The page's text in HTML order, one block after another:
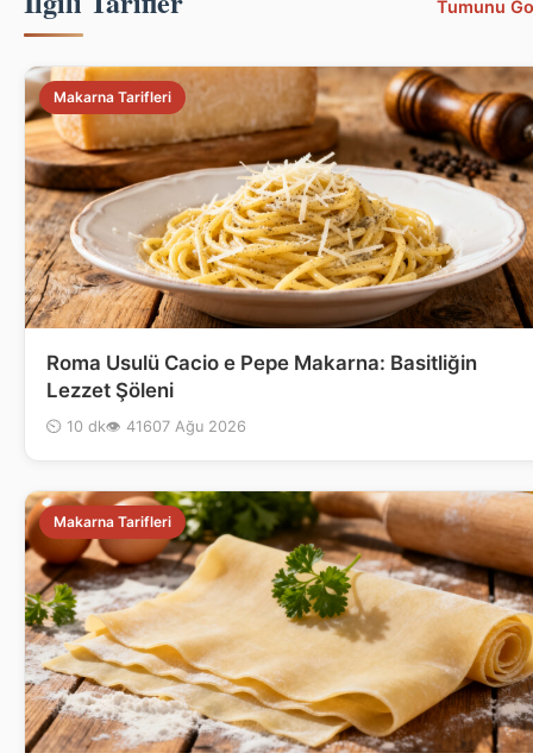
Tumunu
Makarna Tarifleri
Roma Usulü Cacio e Pepe Makarna: Basitliğin
Lezzet Şöleni
⏲ 10 dk👁 41607 Ağu 2026
Makarna Tarifleri